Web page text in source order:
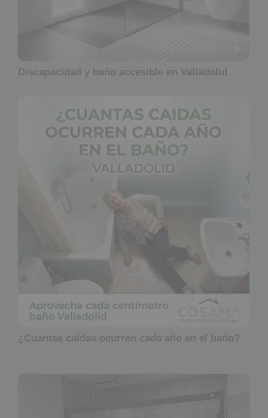
Discapacidad y baño accesible en Valladolid
¿Cuántas caídas ocurren cada año en el baño?